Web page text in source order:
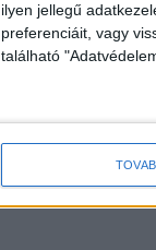
ilyen jellegű
preferenciáit, vagy
található